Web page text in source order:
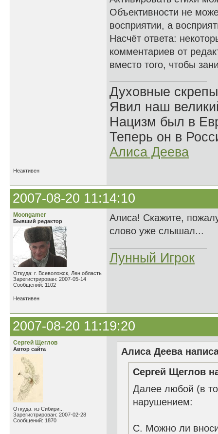
Объективности не
восприятии, а
Насчёт ответа:
комментариев от
вместо того, чтобы
Духовные
Явил наш
Нацизм был в
Теперь он в
Алиса Деева
Неактивен
2007-08-20 11:14:10
Moongamer
Бывший редактор
Откуда: г. Всеволожск, Лен.область
Зарегистрирован: 2007-05-14
Сообщений: 1102
Алиса! Скажите,
слово уже слышал...
Лунный Игрок
Неактивен
2007-08-20 11:19:20
Сергей Щеглов
Автор сайта
Откуда: из Сибири...
Зарегистрирован: 2007-02-28
Сообщений: 1870
Алиса Деева
Сергей Щеглов
Далее любой (в
нарушением:
C. Можно ли